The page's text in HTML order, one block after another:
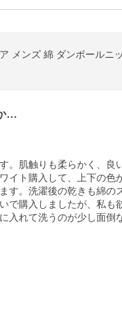
メンズ 綿 ダンボールニ
…
。肌触りも柔らかく、良
イト購入して、上下の色
す。洗濯後の乾きも綿の
で購入しましたが、私も
れて洗うのが少し面倒